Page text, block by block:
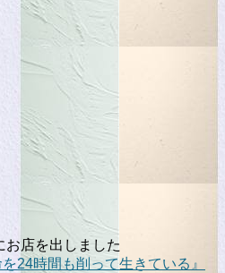
お店を出しました
24時間も削って生きている』